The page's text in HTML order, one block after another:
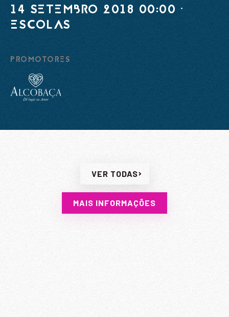
14 SETEMBRO 2018 00:00 ·
ESCOLAS
PROMOTORES
VER TODAS
MAIS INFORMAÇÕES
ENVIAR
Li e aceito a
Li e aceito a